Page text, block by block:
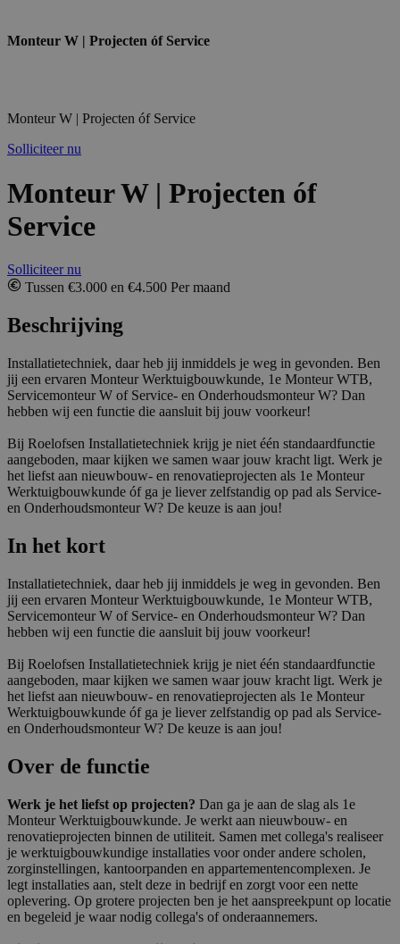
Monteur W | Projecten óf Service
Monteur W | Projecten óf Service
Solliciteer nu
Monteur W | Projecten óf
Service
Solliciteer nu
Tussen €3.000 en €4.500 Per maand
Beschrijving
Installatietechniek, daar heb jij inmiddels je weg in gevonden. Ben
jij een ervaren Monteur Werktuigbouwkunde, 1e Monteur WTB,
Servicemonteur W of Service- en Onderhoudsmonteur W? Dan
hebben wij een functie die aansluit bij jouw voorkeur!
Bij Roelofsen Installatietechniek krijg je niet één standaardfunctie
aangeboden, maar kijken we samen waar jouw kracht ligt. Werk je
het liefst aan nieuwbouw- en renovatieprojecten als 1e Monteur
Werktuigbouwkunde óf ga je liever zelfstandig op pad als Service-
en Onderhoudsmonteur W? De keuze is aan jou!
In het kort
Installatietechniek, daar heb jij inmiddels je weg in gevonden. Ben
jij een ervaren Monteur Werktuigbouwkunde, 1e Monteur WTB,
Servicemonteur W of Service- en Onderhoudsmonteur W? Dan
hebben wij een functie die aansluit bij jouw voorkeur!
Bij Roelofsen Installatietechniek krijg je niet één standaardfunctie
aangeboden, maar kijken we samen waar jouw kracht ligt. Werk je
het liefst aan nieuwbouw- en renovatieprojecten als 1e Monteur
Werktuigbouwkunde óf ga je liever zelfstandig op pad als Service-
en Onderhoudsmonteur W? De keuze is aan jou!
Over de functie
Werk je het liefst op projecten? Dan ga je aan de slag als 1e
Monteur Werktuigbouwkunde. Je werkt aan nieuwbouw- en
renovatieprojecten binnen de utiliteit. Samen met collega's realiseer
je werktuigbouwkundige installaties voor onder andere scholen,
zorginstellingen, kantoorpanden en appartementencomplexen. Je
legt installaties aan, stelt deze in bedrijf en zorgt voor een nette
oplevering. Op grotere projecten ben je het aanspreekpunt op locatie
en begeleid je waar nodig collega's of onderaannemers.